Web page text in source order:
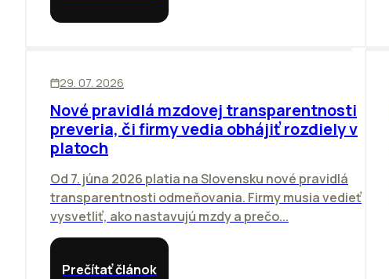
29. 07. 2026
Nové pravidlá mzdovej transparentnosti
preveria, či firmy vedia obhájiť rozdiely v
platoch
Od 7. júna 2026 platia na Slovensku nové pravidlá
transparentnosti odmeňovania. Firmy musia vedieť
vysvetliť, ako nastavujú mzdy a prečo...
Prečítať článok